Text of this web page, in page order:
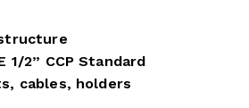
1/2” CCP Standard
cables, holders